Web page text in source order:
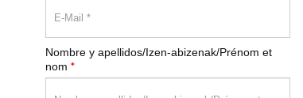
Nombre y apellidos/Izen-abizenak/Prénom et
nom *